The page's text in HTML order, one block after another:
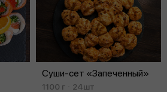
Суши-сет «Запеченный»
1100 г 24шт